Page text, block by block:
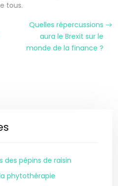
tous.
Quelles répercussions
aura le Brexit sur le
monde de la finance ?
des pépins de raisin
phytothérapie